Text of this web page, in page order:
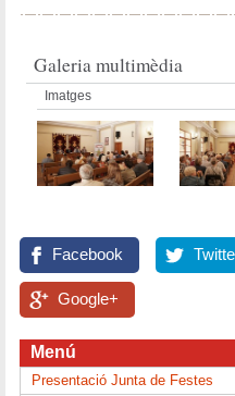
Galeria multimèdia
Imatges
Facebook
Google+
Menú
Presentació Junta de Festes